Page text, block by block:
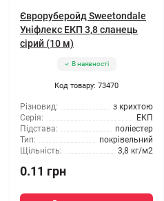
Євроруберойд Sweetondale
Уніфлекс ЕКП 3,8 сланець
сірий (10 м)
В наявності
Код товару: 73470
Різновид:
з крихтою
Серія:
ЕКП
Підстава:
поліестер
Тип:
покрівельний
Щільність:
3,8 кг/м2
0.11 грн